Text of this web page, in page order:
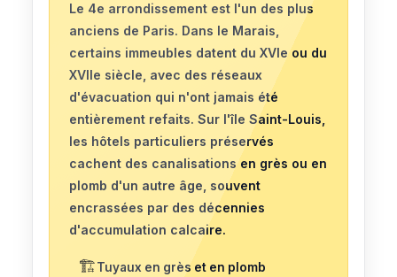
Le 4e arrondissement est l'un des plus
anciens de Paris. Dans le Marais,
certains immeubles datent du XVIe ou du
XVIIe siècle, avec des réseaux
d'évacuation qui n'ont jamais été
entièrement refaits. Sur l'île Saint-Louis,
les hôtels particuliers préservés
cachent des canalisations en grès ou en
plomb d'un autre âge, souvent
encrassées par des décennies
d'accumulation calcaire.
🏗️Tuyaux en grès et en plomb